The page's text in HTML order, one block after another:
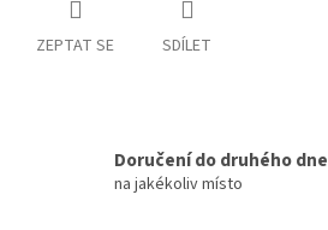
ZEPTAT SE SDÍLET
Doručení do druhého dne
na jakékoliv místo